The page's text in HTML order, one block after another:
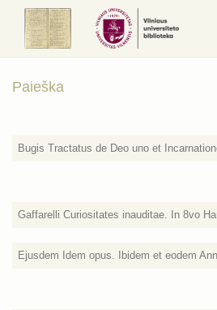
Paieška
Bugis Tractatus de Deo uno et
Gaffarelli Curiositates inauditae. In 8vo
Ejusdem Idem opus. Ibidem et eodem